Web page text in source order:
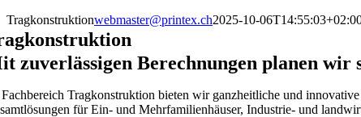
Tragkonstruktionwebmaster@printex.ch2025-10-
zuverlässigen Berechnungen planen
Tragkonstruktion bieten wir ganzheitliche und
für Ein- und Mehrfamilienhäuser, Industrie- und